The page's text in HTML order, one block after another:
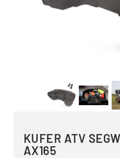
KUFER ATV
AX165